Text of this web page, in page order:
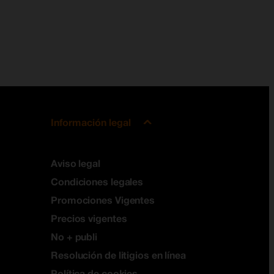
Información legal
Aviso legal
Condiciones legales
Promociones Vigentes
Precios vigentes
No + publi
Resolución de litigios en línea